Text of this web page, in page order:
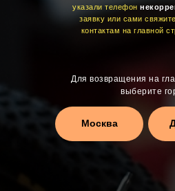
Москва
Для возвращения на
выберите
указали телефон
заявку или сами
контактам на главной